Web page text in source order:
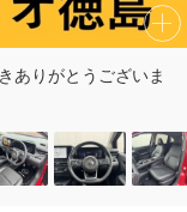
ありがとうございま